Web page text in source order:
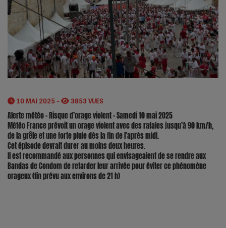
10 MAI 2025 - 3853 VUES
Alerte météo - Risque d’orage violent - Samedi 10 mai 2025
Météo France prévoit un orage violent avec des rafales jusqu’à 90 km/h,
de la grêle et une forte pluie dès la fin de l’après midi.
Cet épisode devrait durer au moins deux heures.
est recommandé aux personnes qui envisageaient de se rendre aux
Bandas de Condom de retarder leur arrivée pour éviter ce phénomène
orageux (fin prévu aux environs de 21 h)